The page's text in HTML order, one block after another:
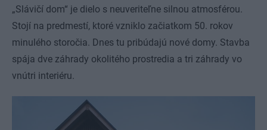
„Slávičí dom“ je dielo s neuveriteľne silnou atmosférou.
Stojí na predmestí, ktoré vzniklo začiatkom 50. rokov
minulého storočia. Dnes tu pribúdajú nové domy. Stavba
spája dve záhrady okolitého prostredia a tri záhrady vo
vnútri interiéru.